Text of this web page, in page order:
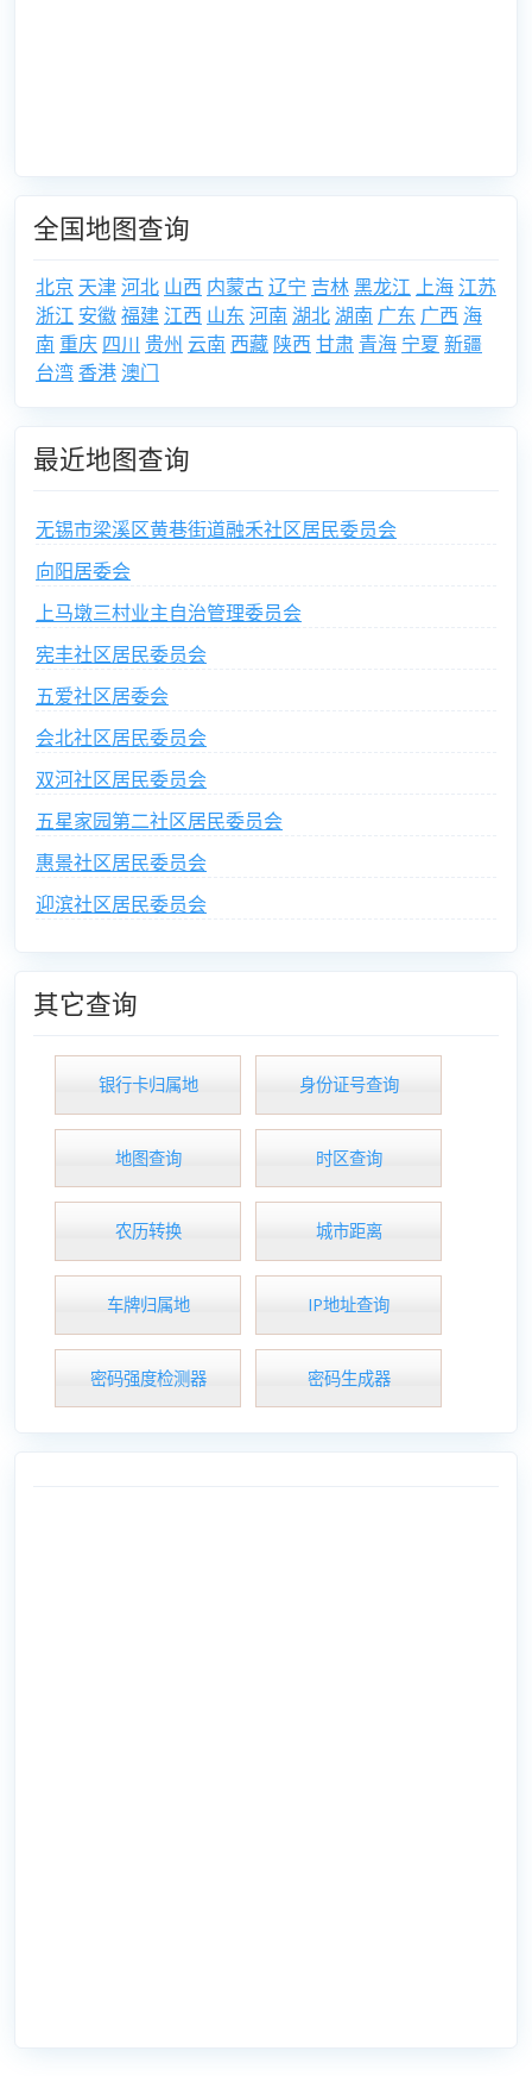
全国地图查询
北京 天津河北 山西 内蒙古辽宁 吉林黑龙江 上海 江苏
浙江 安徽福建 江西 山东 河南 湖北湖南 广东 广西 海
南 重庆 四川 贵州 云南 西藏 陕西 甘肃 青海 宁夏 新疆
台湾 香港 澳门
最近地图查询
无锡市梁溪区黄巷街道融禾社区居民委员会
向阳居委会
上马墩三村业主自治管理委员会
宪丰社区居民委员会
五爱社区居委会
会北社区居民委员会
双河社区居民委员会
五星家园第二社区居民委员会
惠景社区居民委员会
迎滨社区居民委员会
其它查询
银行卡归属地 身份证号查询
地图查询 时区查询
农历转换 城市距离
车牌归属地 IP地址查询
密码强度检测器 密码生成器